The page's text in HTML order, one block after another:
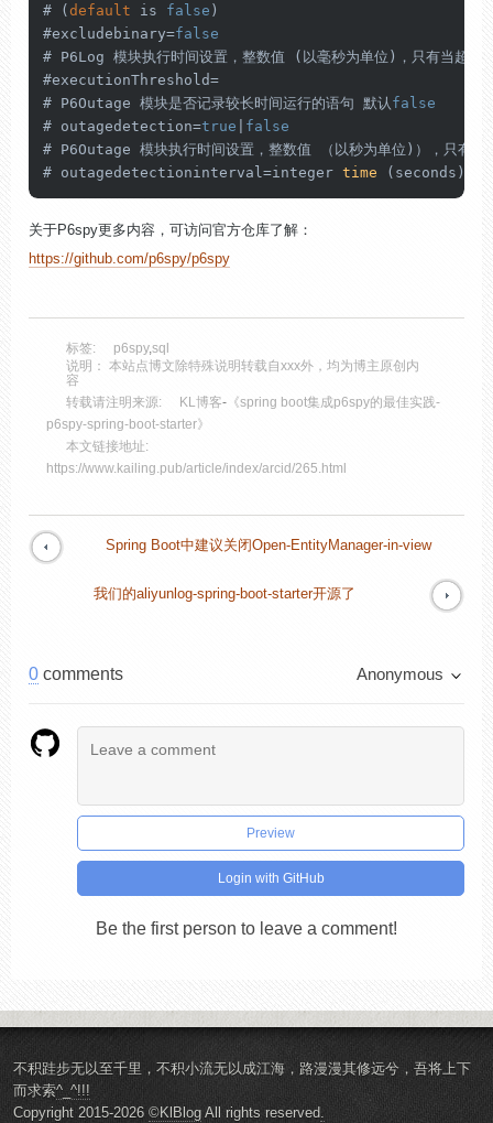
# (default is false )
#excludebinary=false
# P6Log 模块执行时间设置，整数值 (以毫秒为单位)，只有当超过
#executionThreshold=
# P6Outage 模块是否记录较长时间运行的语句 默认 false
# outagedetection=true
false
# P6Outage 模块执行时间设置，整数值 （以秒为单位)），只有
# outagedetectioninterval=integer time (seconds)
关于P6spy更多内容，可访问官方仓库了解：
https://github.com/p6spy/p6spy
标签: p6spy,sql
说明： 本站点博文除特殊说明转载自xxx外，均为博主原创内
容
转载请注明来源:
KL博客- 《spring boot集成p6spy的最佳实践-
p6spy-spring-boot-starter》
本文链接地址:
https://www.kailing.pub/article/index/arcid/265.html
Spring Boot中建议关闭Open-EntityManager-in-view
我们的aliyunlog-spring-boot-starter开源了
0 comments Anonymous
Preview
Login with GitHub
Be the first person to leave a comment!
不积跬步无以至千里，不积小流无以成江海，路漫漫其修远兮，吾将上下
而求索^_^!!!
Copyright 2015-2026 ©KlBlogAll rights reserved